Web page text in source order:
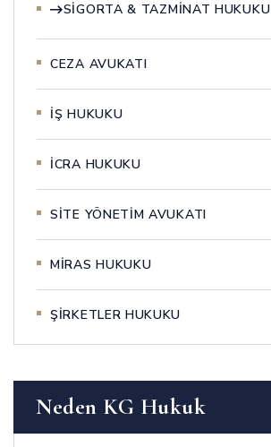
SIGORTA & TAZMINAT HUKUKU
CEZA AVUKATI
İŞ HUKUKU
İCRA HUKUKU
SITE YÖNETIM AVUKATI
MIRAS HUKUKU
ŞIRKETLER HUKUKU
Neden KG Hukuk